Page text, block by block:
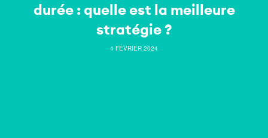
durée : quelle est la meilleure
stratégie ?
4 FÉVRIER 2024